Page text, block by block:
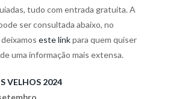
tudo com entrada gratuita. A
ser consultada abaixo, no
este linkpara quem quiser
uma informação mais extensa.
VELHOS 2024